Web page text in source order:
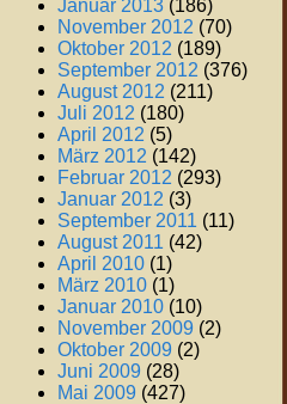
Januar 2013 (186)
November 2012 (70)
Oktober 2012 (189)
September 2012 (376)
August 2012 (211)
Juli 2012 (180)
April 2012 (5)
März 2012 (142)
Februar 2012 (293)
Januar 2012 (3)
September 2011 (11)
August 2011 (42)
April 2010 (1)
März 2010 (1)
Januar 2010 (10)
November 2009 (2)
Oktober 2009 (2)
Juni 2009 (28)
Mai 2009 (427)